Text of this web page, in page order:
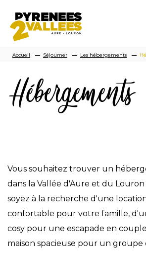
contenu
principal
Fil
d'Ariane
Accueil Séjourner Les hébergements
Vous souhaitez trouver un
dans la Vallée d'Aure et du
soyez à la recherche d'une
confortable pour votre famille,
cosy pour une escapade en
maison spacieuse pour un groupe